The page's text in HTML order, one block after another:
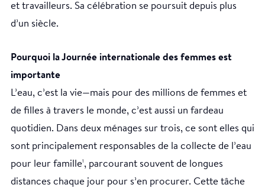
et travailleurs. Sa célébration se poursuit depuis plus
d’un siècle.
Pourquoi la Journée internationale des femmes est
importante
L’eau, c’est la vie—mais pour des millions de femmes et
de filles à travers le monde, c’est aussi un fardeau
quotidien. Dans deux ménages sur trois, ce sont elles qui
sont principalement responsables de la collecte de l’eau
pour leur famille1 , parcourant souvent de longues
distances chaque jour pour s’en procurer. Cette tâche